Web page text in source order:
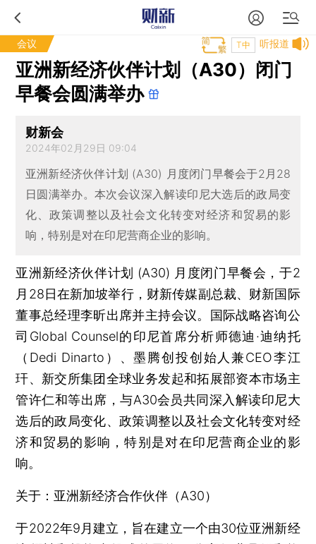
会议 听报道
T中
亚洲新经济伙伴计划（A30）闭门
早餐会圆满举办
财新会
2024年02月29日 09:04
亚洲新经济伙伴计划 (A30) 月度闭门早餐会于2月28
日圆满举办。本次会议深入解读印尼大选后的政局变
化、政策调整以及社会文化转变对经济和贸易的影
响，特别是对在印尼营商企业的影响。
亚洲新经济伙伴计划 (A30) 月度闭门早餐会，于2
月28日在新加坡举行，财新传媒副总裁、财新国际
董事总经理李昕出席并主持会议。国际战略咨询公
司Global Counsel的印尼首席分析师德迪·迪纳托
（Dedi Dinarto）、墨腾创投创始人兼CEO李江
玕、新交所集团全球业务发起和拓展部资本市场主
管许仁和等出席，与A30会员共同深入解读印尼大
选后的政局变化、政策调整以及社会文化转变对经
济和贸易的影响，特别是对在印尼营商企业的影
响。
关于：亚洲新经济合作伙伴（A30）
于2022年9月建立，旨在建立一个由30位亚洲新经